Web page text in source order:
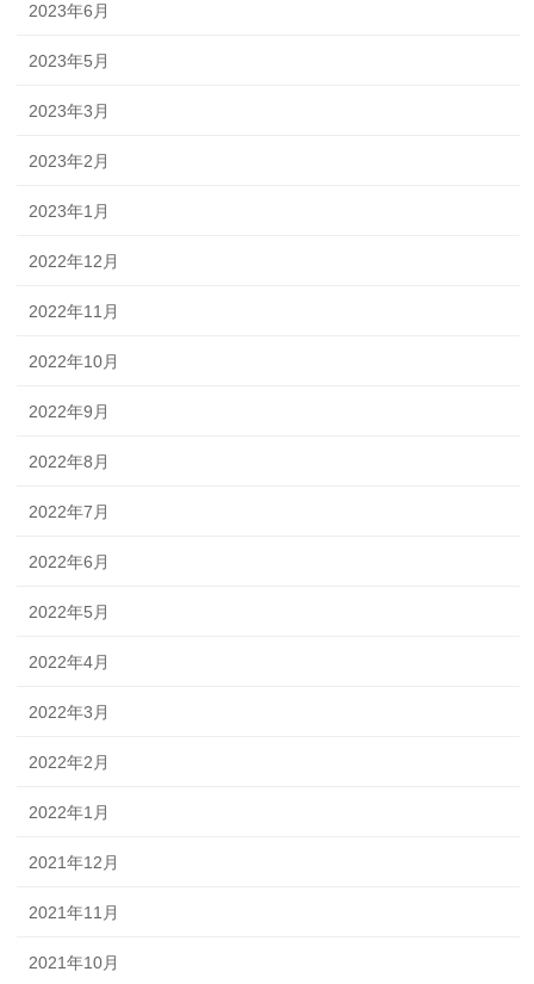
2023年6月
2023年5月
2023年3月
2023年2月
2023年1月
2022年12月
2022年11月
2022年10月
2022年9月
2022年8月
2022年7月
2022年6月
2022年5月
2022年4月
2022年3月
2022年2月
2022年1月
2021年12月
2021年11月
2021年10月